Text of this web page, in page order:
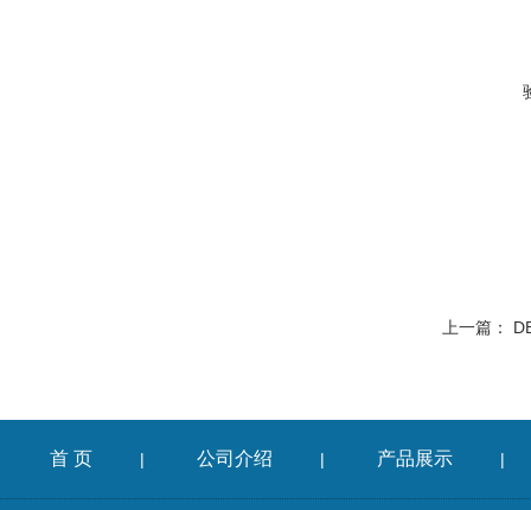
上一篇：
首 页 | 公司介绍 | 产品展示 |